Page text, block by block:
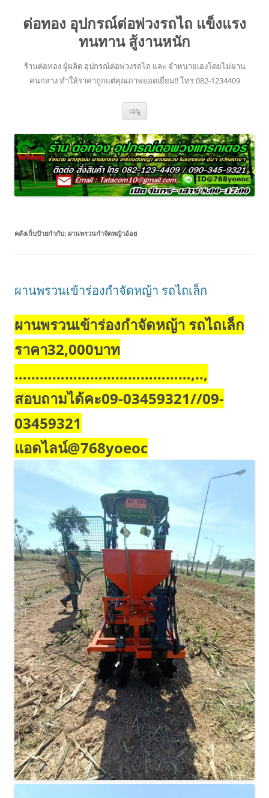
เนื้อหา
ต่อทอง อุปกรณ์ต่อพ่วงรถไถ แข็งแรง
ทนทาน สู้งานหนัก
ร้านต่อทอง ผู้ผลิต อุปกรณ์ต่อพ่วงรถไถ และ จำหนายเองโดยไม่ผาน
คนกลาง ทำให้ราคาถูกแต่คุณภาพยอดเยี่ยม!! โทร 082-1234409
เมนู
คลังเก็บป้ายกำกับ: ผานพรวนกำจัดหญ้าอ้อย
ผานพรวนเข้าร่องกำจัดหญ้า รถไถเล็ก
ผานพรวนเข้าร่องกำจัดหญ้า รถไถเล็ก
ราคา32,000บาท
……………………………………,..,
สอบถามได้คะ09-03459321//09-
03459321
แอดไลน์@768yoeoc